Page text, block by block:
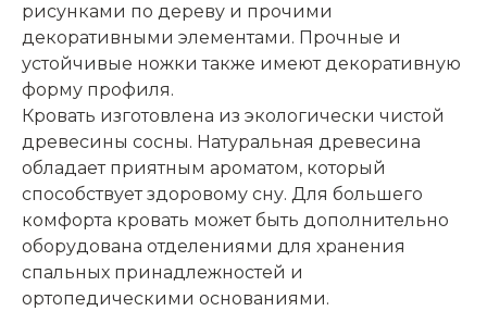
рисунками по дереву и прочими
декоративными элементами. Прочные и
устойчивые ножки также имеют декоративную
форму профиля.
Кровать изготовлена из экологически чистой
древесины сосны. Натуральная древесина
обладает приятным ароматом, который
способствует здоровому сну. Для большего
комфорта кровать может быть дополнительно
оборудована отделениями для хранения
спальных принадлежностей и
ортопедическими основаниями.